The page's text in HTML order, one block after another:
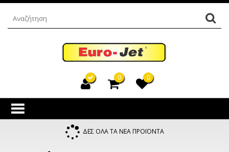
0 0
ΔΕΣ ΟΛΑ ΤΑ ΝΕΑ ΠΡΟΪΟΝΤΑ